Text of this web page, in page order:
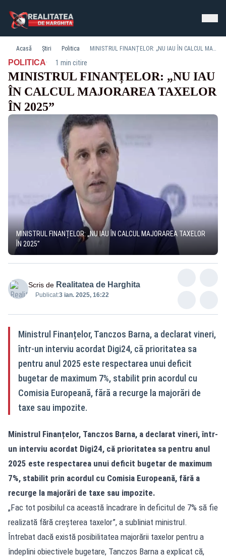
Acasă Știri Politica MINISTRUL FINANȚELOR: „NU IAU ÎN CALCUL MAJORAREA TAXELOR ÎN 2025”
POLITICA· 1 min citire
MINISTRUL FINANȚELOR: „NU IAU
ÎN CALCUL MAJORAREA TAXELOR
ÎN 2025”
MINISTRUL FINANȚELOR: „NU IAU ÎN CALCUL MAJORAREA TAXELOR
ÎN 2025”
Scris de Realitatea de Harghita
Publicat:3 ian. 2025, 16:22
Ministrul Finanțelor, Tanczos Barna, a declarat vineri,
într-un interviu acordat Digi24, că prioritatea sa
pentru anul 2025 este respectarea unui deficit
bugetar de maximum 7%, stabilit prin acordul cu
Comisia Europeană, fără a recurge la majorări de
taxe sau impozite.
Ministrul Finanțelor, Tanczos Barna, a declarat vineri, într-
un interviu acordat Digi24, că prioritatea sa pentru anul
2025 este respectarea unui deficit bugetar de maximum
7%, stabilit prin acordul cu Comisia Europeană, fără a
recurge la majorări de taxe sau impozite.
„Fac tot posibilul ca această încadrare în deficitul de 7% să fie
realizată fără creșterea taxelor”, a subliniat ministrul.
Întrebat dacă există posibilitatea majorării taxelor pentru a
îndeplini obiectivele bugetare, Tanczos Barna a explicat că,